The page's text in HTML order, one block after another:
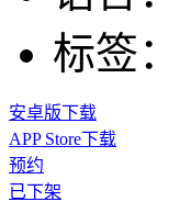
标签：
安卓版下载
APP Store下载
预约
已下架